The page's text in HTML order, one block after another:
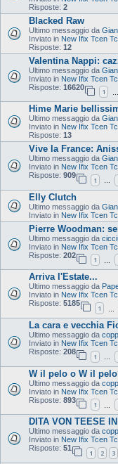
Risposte: 2
Blacked Raw
Ultimo messaggio da
Inviato in New Ifix Tcen
Risposte: 12
Valentina Nappi:
Ultimo messaggio da
Inviato in New Ifix Tcen
Risposte: 16620
1
Hime Marie
Ultimo messaggio da
Inviato in New Ifix Tcen
Risposte: 13
Vive la France:
Ultimo messaggio da
Inviato in New Ifix Tcen
Risposte: 909
1 …
Elly Clutch
Ultimo messaggio da
Inviato in New Ifix Tcen
Pierre Woodman:
Ultimo messaggio da
Inviato in New Ifix Tcen
Risposte: 202
1
Arriva l'Estate...
Ultimo messaggio da
Inviato in New Ifix Tcen
Risposte: 5185
1
La cara e vecchia
Ultimo messaggio da
Inviato in New Ifix Tcen
Risposte: 208
1 …
W il pelo o W il
Ultimo messaggio da
Inviato in New Ifix Tcen
Risposte: 893
1
DITA VON TEESE
Ultimo messaggio da
Inviato in New Ifix Tcen
Risposte: 51
1 2 3